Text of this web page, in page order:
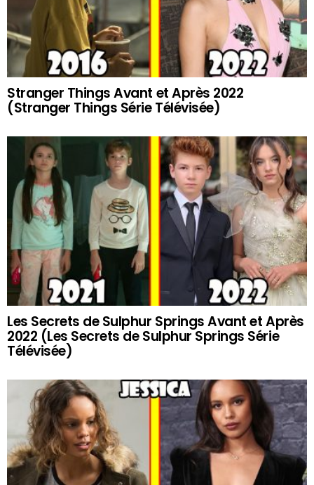
Stranger Things Avant et Après 2022
(Stranger Things Série Télévisée)
Les Secrets de Sulphur Springs Avant et Après
2022 (Les Secrets de Sulphur Springs Série
Télévisée)